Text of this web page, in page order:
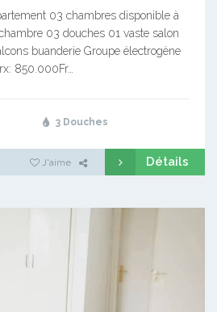
03 chambres disponible à
03 douches 01 vaste salon
buanderie Groupe électrogène
850.000Fr…
3 Douches
J'aime Détails